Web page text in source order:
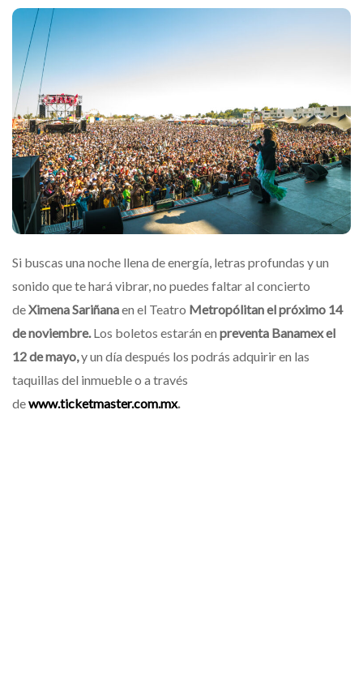
Si buscas una noche llena de energía, letras profundas y un
sonido que te hará vibrar, no puedes faltar al concierto
deXimena Sariñanaen el Teatro Metropólitan el próximo 14
de noviembre. Los boletos estarán en preventa Banamex el
12 de mayo,y un día después los podrás adquirir en las
taquillas del inmueble o a través
dewww.ticketmaster.com.mx.